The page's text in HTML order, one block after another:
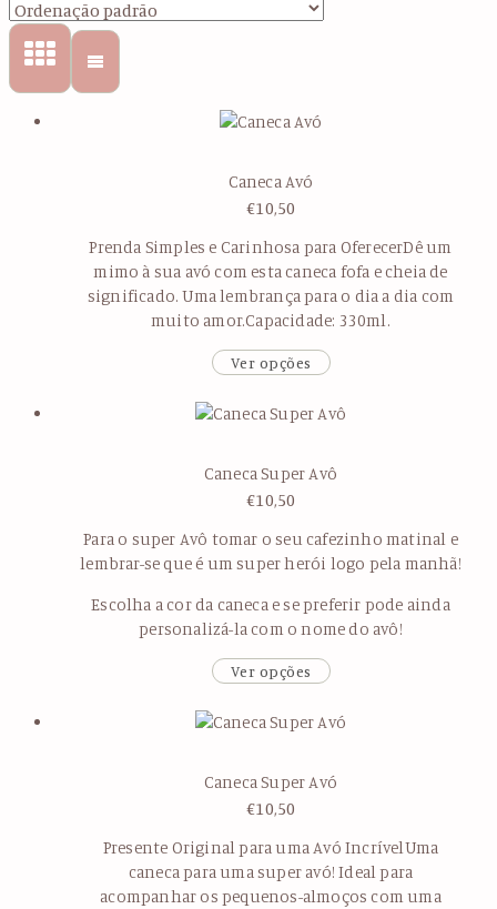
Caneca Avó
€10,50
Prenda Simples e Carinhosa para OferecerDê um
mimo à sua avó com esta caneca fofa e cheia de
significado. Uma lembrança para o dia a dia com
muito amor.Capacidade: 330ml.
Ver opções
Caneca Super Avô
€10,50
Para o super Avô tomar o seu cafezinho matinal e
lembrar-se que é um super herói logo pela manhã!
Escolha a cor da caneca e se preferir pode ainda
personalizá-la com o nome do avô!
Ver opções
Caneca Super Avó
€10,50
Presente Original para uma Avó IncrívelUma
caneca para uma super avó! Ideal para
acompanhar os pequenos-almoços com uma